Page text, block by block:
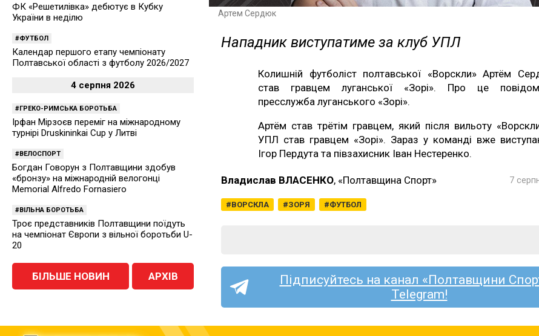
Артем Сердюк
Нападник виступатиме за клуб УПЛ
Колишній футболіст полтавської «Ворскли» Артём
став гравцем луганської «Зорі». Про це
пресслужба луганського «Зорі».
Артём став трётім гравцем, який після вильоту
УПЛ став гравцем «Зорі». Зараз у команді вже
Ігор Пердута та півзахисник Іван Нестеренко.
Владислав ВЛАСЕНКО, «Полтавщина Спорт»
ВОРСКЛА ЗОРЯ ФУТБОЛ
7
Підписуйтесь на канал «Полтавщини
Telegram!
ФК «Решетилівка» дебютує в Кубку
України в неділю
ФУТБОЛ
Календар першого етапу чемпіонату
Полтавської області з футболу 2026/2027
4 серпня 2026
ГРЕКО-РИМСЬКА БОРОТЬБА
Ірфан Мірзоєв переміг на міжнародному
турнірі Druskininkai Cup у Литві
ВЕЛОСПОРТ
Богдан Говорун з Полтавщини здобув
«бронзу» на міжнародній велогонці
Memorial Alfredo Fornasiero
ВІЛЬНА БОРОТЬБА
Троє представників Полтавщини поїдуть
на чемпіонат Європи з вільної боротьби U-
20
БІЛЬШЕ НОВИН АРХІВ